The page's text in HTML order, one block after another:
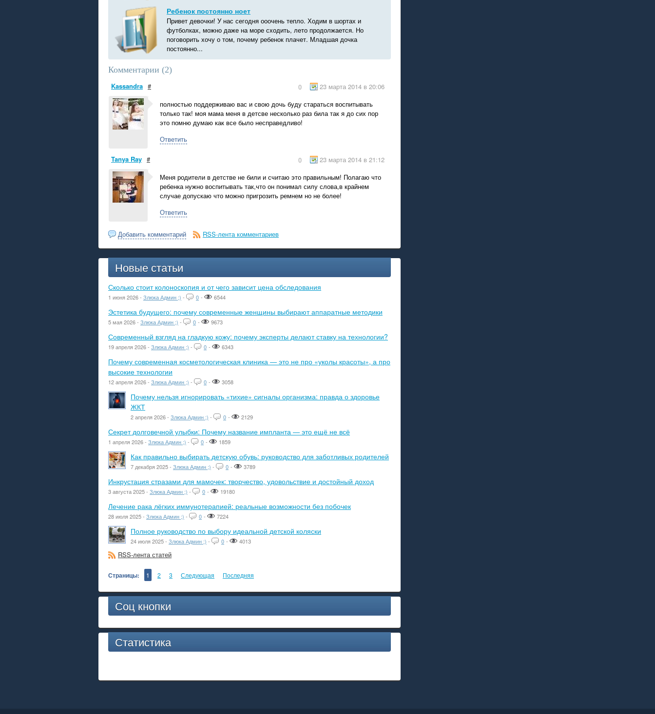
Ребенок постоянно ноет
Привет девочки! У нас сегодня ооочень тепло. Ходим в шортах и
футболках, можно даже на море сходить, лето продолжается. Но
поговорить хочу о том, почему ребенок плачет. Младшая дочка
постоянно...
Комментарии (2)
Kassandra # 23 марта 2014 в 20:06
0
полностью поддерживаю вас и свою дочь буду стараться воспитывать
только так! моя мама меня в детсве несколько раз била так я до сих пор
это помню думаю как все было несправедливо!
Ответить
Tanya Ray # 23 марта 2014 в 21:12
0
Меня родители в детстве не били и считаю это правильным! Полагаю что
ребенка нужно воспитывать так,что он понимал силу слова,в крайнем
случае допускаю что можно пригрозить ремнем но не более!
Ответить
Добавить комментарий RSS-лента комментариев
Новые статьи
Сколько стоит колоноскопия и от чего зависит цена обследования
1 июня 2026 - Злюка Админ ;) - 0 - 6544
Эстетика будущего: почему современные женщины выбирают аппаратные методики
5 мая 2026 - Злюка Админ ;) - 0 - 9673
Современный взгляд на гладкую кожу: почему эксперты делают ставку на технологии?
19 апреля 2026 - Злюка Админ ;) - 0 - 6343
Почему современная косметологическая клиника — это не про «уколы красоты», а про
высокие технологии
12 апреля 2026 - Злюка Админ ;) - 0 - 3058
Почему нельзя игнорировать «тихие» сигналы организма: правда о здоровье
ЖКТ
2 апреля 2026 - Злюка Админ ;) - 0 - 2129
Секрет долговечной улыбки: Почему название импланта — это ещё не всё
1 апреля 2026 - Злюка Админ ;) - 0 - 1859
Как правильно выбирать детскую обувь: руководство для заботливых родителей
7 декабря 2025 - Злюка Админ ;) - 0 - 3789
Инкрустация стразами для мамочек: творчество, удовольствие и достойный доход
3 августа 2025 - Злюка Админ ;) - 0 - 19180
Лечение рака лёгких иммунотерапией: реальные возможности без побочек
28 июля 2025 - Злюка Админ ;) - 0 - 7224
Полное руководство по выбору идеальной детской коляски
24 июля 2025 - Злюка Админ ;) - 0 - 4013
RSS-лента статей
Страницы: 1 2 3 Следующая Последняя
Соц кнопки
Статистика